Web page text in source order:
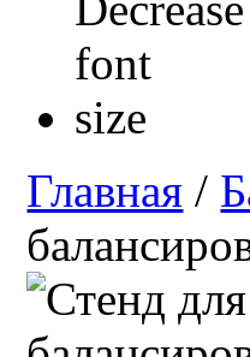
Главная /